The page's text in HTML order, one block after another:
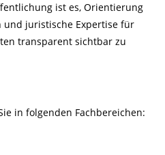
ist es, Orientierung
und juristische Expertise für
transparent sichtbar zu
in folgenden Fachbereichen: